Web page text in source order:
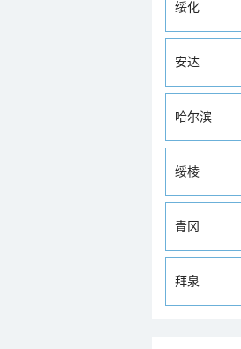
绥化
安达
哈尔滨
绥棱
青冈
拜泉